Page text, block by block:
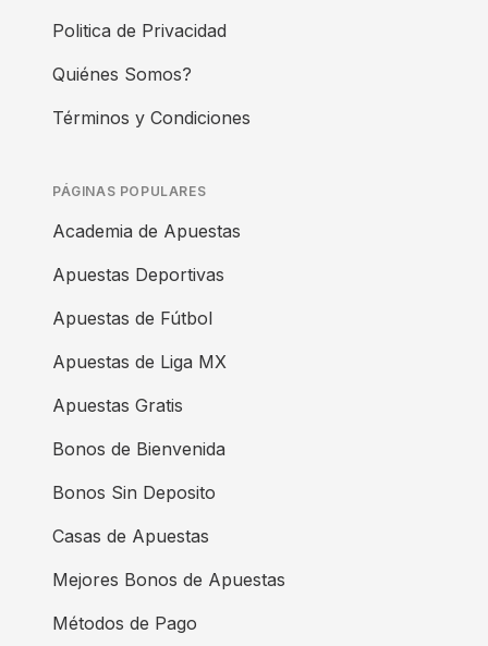
Politica de Privacidad
Quiénes Somos?
Términos y Condiciones
PÁGINAS POPULARES
Academia de Apuestas
Apuestas Deportivas
Apuestas de Fútbol
Apuestas de Liga MX
Apuestas Gratis
Bonos de Bienvenida
Bonos Sin Deposito
Casas de Apuestas
Mejores Bonos de Apuestas
Métodos de Pago